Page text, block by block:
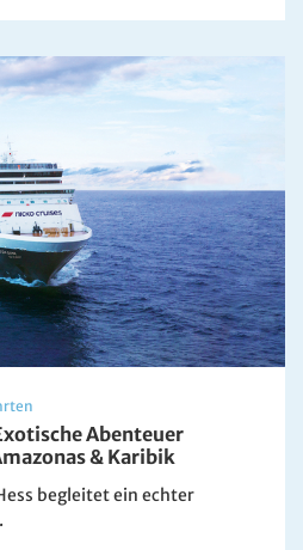
Abenteuer
& Karibik
begleitet ein echter